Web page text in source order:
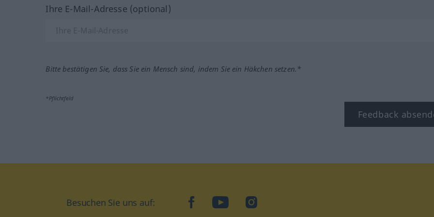
Ihre E-Mail-Adresse (optional)
Bitte bestätigen Sie, dass Sie ein Mensch sind, indem Sie ein Häkchen setzen.*
*Pflichtfeld
Feedback
Besuchen Sie uns auf: facebookYouTubeInstagram